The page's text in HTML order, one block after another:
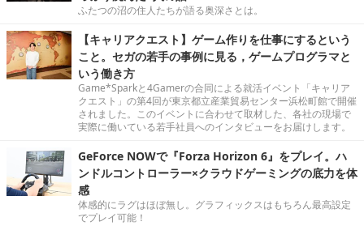
ふたつの沼の住人たちが語る奥深さとは。
【キャリアクエスト】ゲーム作りを仕事にするという
こと。セガの若手の事例に見る，ゲームプログラマと
いう働き方
Game*Sparkと4Gamerの合同による就活イベント「キャリア
クエスト」の第4回が東京都立産業貿易センター浜松町館で開催
されました。このイベントに合わせて取材した、各社の現場で
実際に働いている若手社員へのインタビューをお届けします。
GeForce NOWで『Forza Horizon 6』をプレイ。ハ
ンドルコントローラー×クラウドゲーミングの底力を体
感
体感的にラグはほぼ無し。グラフィックスはもちろん最高設定
でプレイ可能！